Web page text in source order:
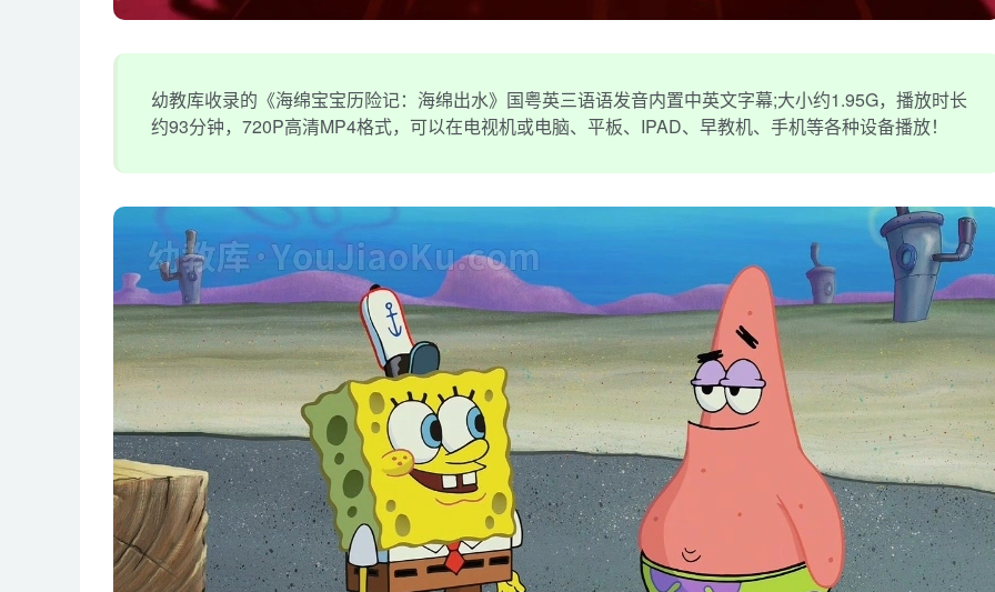
幼教库收录的《海绵宝宝历险记：海绵出水》国粤英三语语发音内置中英文字幕;大小约1.95G，播放时长
约93分钟，720P高清MP4格式，可以在电视机或电脑、平板、IPAD、早教机、手机等各种设备播放！